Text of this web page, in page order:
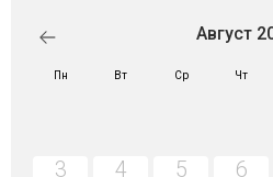
Август
Пн Вт Ср Чт
3 4 5 6